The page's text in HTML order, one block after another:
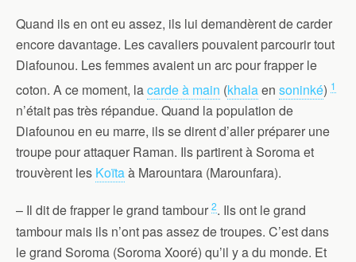
Quand ils en ont eu assez, ils lui demandèrent de carder
encore davantage. Les cavaliers pouvaient parcourir tout
Diafounou. Les femmes avaient un arc pour frapper le
coton. A ce moment, lacarde à main (khalaen soninké) 1
n’était pas très répandue. Quand la population de
Diafounou en eu marre, ils se dirent d’aller préparer une
troupe pour attaquer Raman. Ils partirent à Soroma et
trouvèrent les Koïtaà Marountara (Marounfara).
– Il dit de frapper le grand tambour 2. Ils ont le grand
tambour mais ils n’ont pas assez de troupes. C’est dans
le grand Soroma (Soroma Xooré) qu’il y a du monde. Et